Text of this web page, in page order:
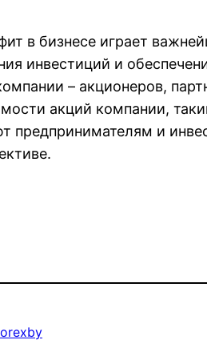
в бизнесе играет
инвестиций и
– акционеров,
акций компании,
предпринимателям и